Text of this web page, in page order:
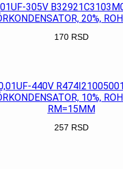
305V
20%,
170 RSD
440V
10%,
RM=15MM
257 RSD